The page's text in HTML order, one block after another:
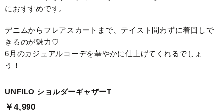
におすすめです。
デニムからフレアスカートまで、テイスト問わずに着回しで
きるのが魅力♡
6月のカジュアルコーデを華やかに仕上げてくれるでしょ
う！
UNFILO ショルダーギャザーT
￥4,990